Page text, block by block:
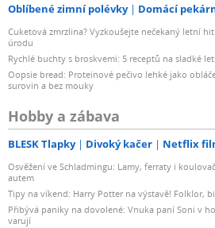
Oblíbené zimní polévky Domácí
Cuketová zmrzlina? Vyzkoušejte nečekaný letní
úrodu
Rychlé buchty s broskvemi: 5 receptů na sladké
Oopsie bread: Proteinové pečivo lehké jako
surovin a bez mouky
Hobby a zábava
BLESK Tlapky Divoký kačer Netflix
Osvěžení ve Schladmingu: Lamy, ferraty i
autem
Tipy na víkend: Harry Potter na výstavě! Folklor,
Přibývá paniky na dovolené: Vnuka paní Soni v
varují